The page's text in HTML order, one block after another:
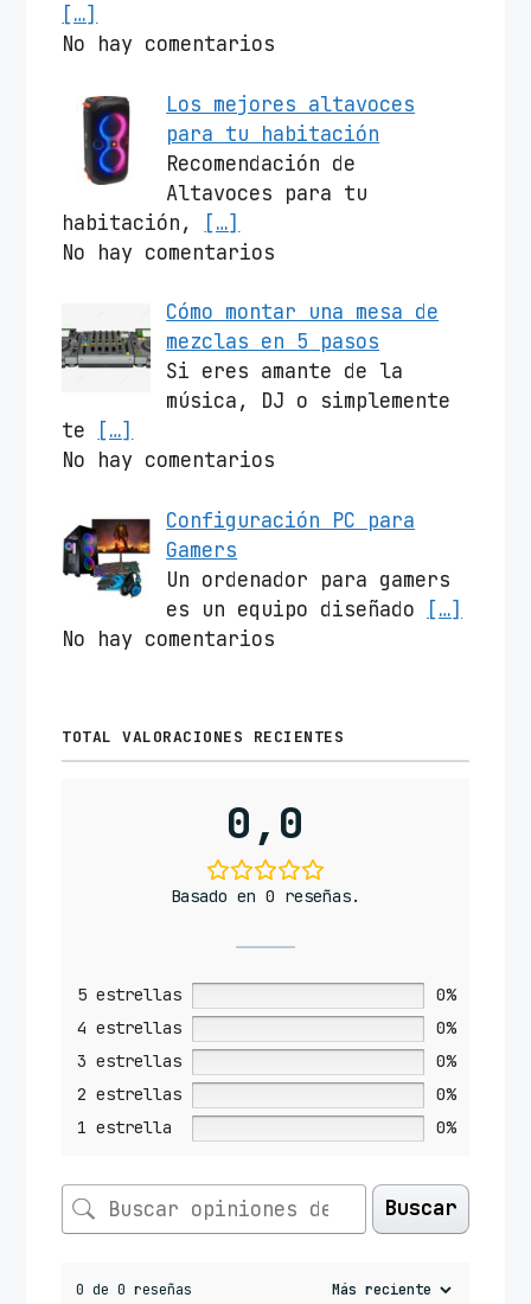
[…]
No hay comentarios
Los mejores altavoces
para tu habitación
Recomendación de
Altavoces para tu
habitación,
[…]
No hay comentarios
Cómo montar una mesa de
mezclas en 5 pasos
Si eres amante de la
música, DJ o simplemente
te
[…]
No hay comentarios
Configuración PC para
Gamers
Un ordenador para gamers
es un equipo diseñado
[…]
No hay comentarios
TOTAL VALORACIONES RECIENTES
0,0
Basado en 0 reseñas.
5 estrellas
0%
4 estrellas
0%
3 estrellas
0%
2 estrellas
0%
1 estrella
0%
Buscar
0 de 0 reseñas